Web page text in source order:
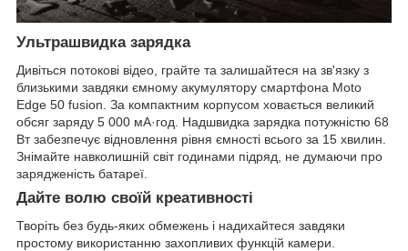
Ультрашвидка зарядка
Дивіться потокові відео, грайте та залишайтеся на зв'язку з
близькими завдяки ємному акумулятору смартфона Moto
Edge 50 fusion. За компактним корпусом ховається великий
обсяг заряду 5 000 мА·год. Надшвидка зарядка потужністю 68
Вт забезпечує відновлення рівня ємності всього за 15 хвилин.
Знімайте навколишній світ годинами підряд, не думаючи про
зарядженість батареї.
Дайте волю своїй креативності
Творіть без будь-яких обмежень і надихайтеся завдяки
простому використанню захопливих функцій камери.